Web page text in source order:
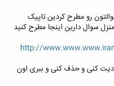
رو مطرح کردین تاپیک
سوال دارین اینجا مطرح کنید
http://
کنی و حذف کنی و ببری اون